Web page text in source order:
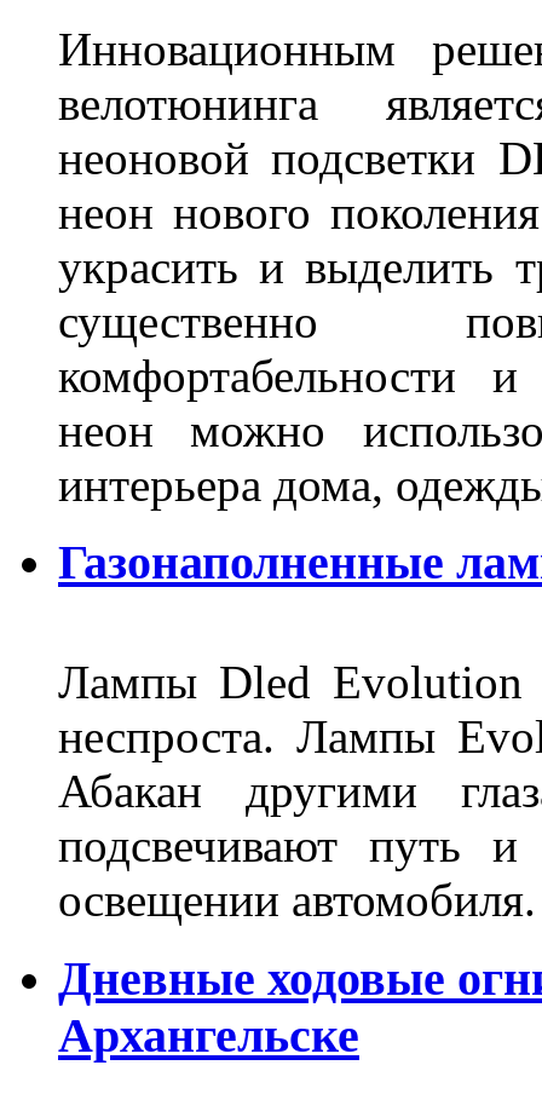
Инновационным
велотюнинга
неоновой подсветки
неон нового
украсить и выделить
существенно
комфортабельности
неон можно
интерьера дома,
Газонаполненные
Лампы Dled Evolution
неспроста. Лампы
Абакан другими
подсвечивают путь
освещении автомобиля.
Дневные ходовые
Архангельске